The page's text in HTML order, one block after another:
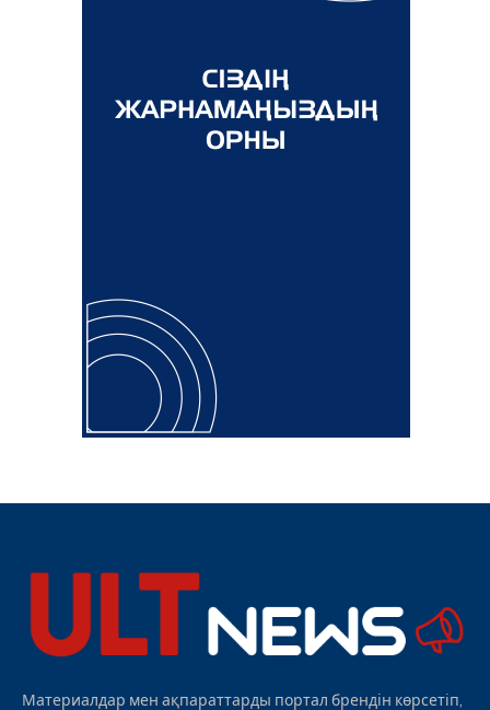
Материалдар мен ақпараттарды портал брендін көрсетіп,